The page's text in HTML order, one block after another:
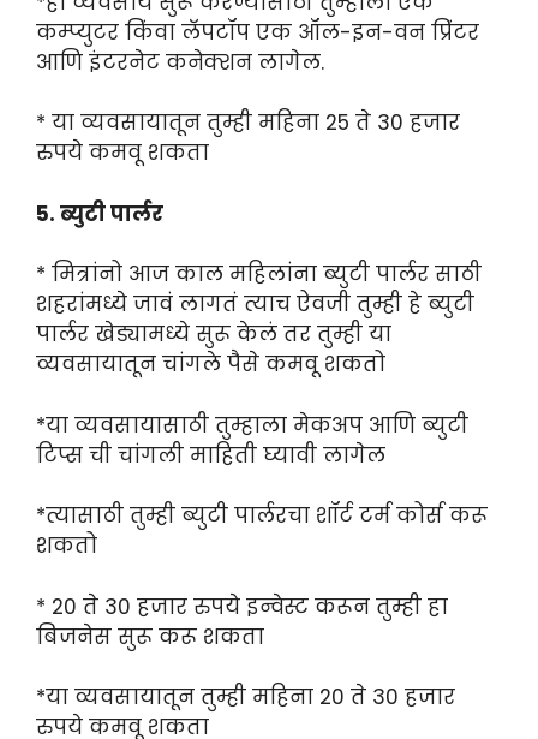
कम्प्युटर किंवा लॅपटॉप एक ऑल-इन-वन प्रिंटर
आणि इंटरनेट कनेक्शन लागेल.
* या व्यवसायातून तुम्ही महिना 25 ते 30 हजार
रुपये कमवू शकता
5. ब्युटी पार्लर
* मित्रांनो आज काल महिलांना ब्युटी पार्लर साठी
शहरांमध्ये जावं लागतं त्याच ऐवजी तुम्ही हे ब्युटी
पार्लर खेड्यामध्ये सुरू केलं तर तुम्ही या
व्यवसायातून चांगले पैसे कमवू शकतो
*या व्यवसायासाठी तुम्हाला मेकअप आणि ब्युटी
टिप्स ची चांगली माहिती घ्यावी लागेल
*त्यासाठी तुम्ही ब्युटी पार्लरचा शॉर्ट टर्म कोर्स करू
शकतो
* 20 ते 30 हजार रुपये इन्वेस्ट करून तुम्ही हा
बिजनेस सुरू करू शकता
*या व्यवसायातून तुम्ही महिना 20 ते 30 हजार
रुपये कमवू शकता